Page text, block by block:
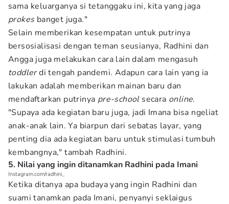
sama keluarganya si tetanggaku ini, kita yang jaga
prokes banget juga."
Selain memberikan kesempatan untuk putrinya
bersosialisasi dengan teman seusianya, Radhini dan
Angga juga melakukan cara lain dalam mengasuh
toddlerdi tengah pandemi. Adapun cara lain yang ia
lakukan adalah memberikan mainan baru dan
mendaftarkan putrinya pre-school secara online.
"Supaya ada kegiatan baru juga, jadi Imana bisa ngeliat
anak-anak lain. Ya biarpun dari sebatas layar, yang
penting dia ada kegiatan baru untuk stimulasi tumbuh
kembangnya," tambah Radhini.
5. Nilai yang ingin ditanamkan Radhini pada Imani
Instagram.com/radhini_
Ketika ditanya apa budaya yang ingin Radhini dan
suami tanamkan pada Imani, penyanyi seklaigus